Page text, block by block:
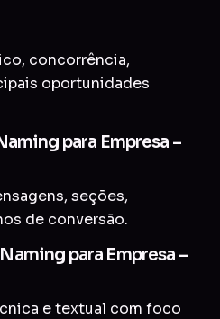
concorrência,
oportunidades
para Empresa –
seções,
de conversão.
para Empresa –
e textual com foco